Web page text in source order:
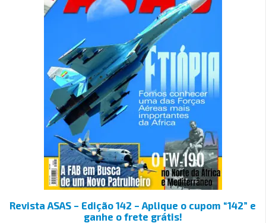
Revista ASAS – Edição 142 – Aplique o cupom “142” e
ganhe o frete grátis!